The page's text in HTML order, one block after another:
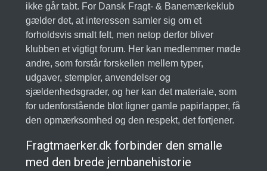
ikke går tabt. For Dansk Fragt- & Banemærkeklub
gælder det, at interessen samler sig om et
forholdsvis smalt felt, men netop derfor bliver
klubben et vigtigt forum. Her kan medlemmer møde
andre, som forstår forskellen mellem typer,
udgaver, stempler, anvendelser og
sjældenhedsgrader, og her kan det materiale, som
for udenforstående blot ligner gamle papirlapper, få
den opmærksomhed og den respekt, det fortjener.
Fragtmaerker.dk forbinder den smalle
med den brede jernbanehistorie